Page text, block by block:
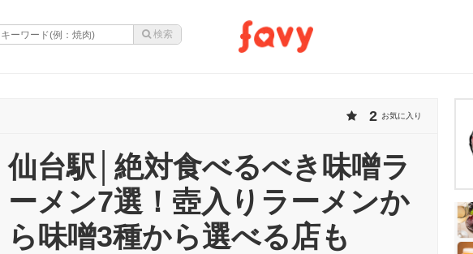
2 お気に入り
仙台駅│絶対食べるべき味噌ラ
ーメン7選！壺入りラーメンか
ら味噌3種から選べる店も